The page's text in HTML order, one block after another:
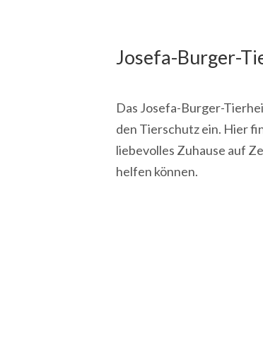
Josefa-Burger-
Das Josefa-Burger-
den Tierschutz ein. Hier
liebevolles Zuhause auf
helfen können.